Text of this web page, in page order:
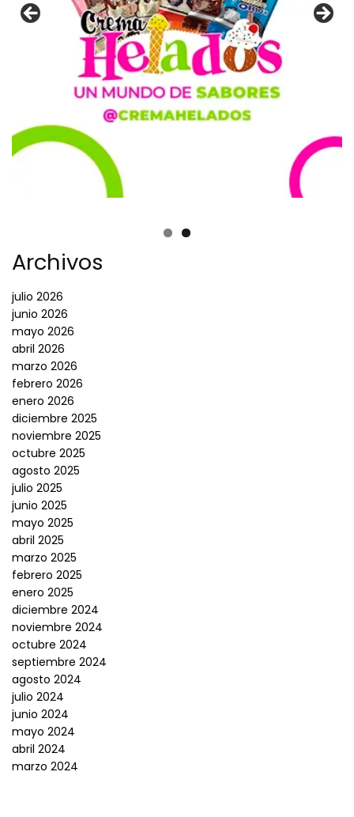
Archivos
julio 2026
junio 2026
mayo 2026
abril 2026
marzo 2026
febrero 2026
enero 2026
diciembre 2025
noviembre 2025
octubre 2025
agosto 2025
julio 2025
junio 2025
mayo 2025
abril 2025
marzo 2025
febrero 2025
enero 2025
diciembre 2024
noviembre 2024
octubre 2024
septiembre 2024
agosto 2024
julio 2024
junio 2024
mayo 2024
abril 2024
marzo 2024